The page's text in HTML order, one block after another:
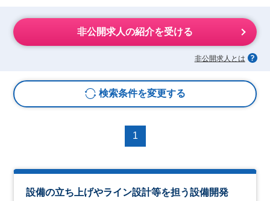
非公開求人の紹介を受ける
非公開求人とは
検索条件を変更する
1
設備の立ち上げやライン設計等を担う設備開発